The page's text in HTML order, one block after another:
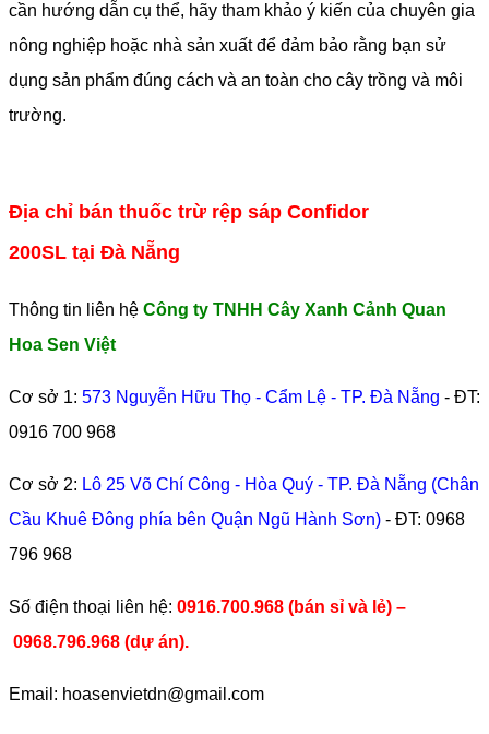
cần hướng dẫn cụ thể, hãy tham khảo ý kiến của chuyên gia
nông nghiệp hoặc nhà sản xuất để đảm bảo rằng bạn sử
dụng sản phẩm đúng cách và an toàn cho cây trồng và môi
trường.
Địa chỉ bán thuốc trừ rệp sáp Confidor
200SL tại Đà Nẵng
Thông tin liên hệ Công ty TNHH Cây Xanh Cảnh Quan
Hoa Sen Việt
Cơ sở 1: 573 Nguyễn Hữu Thọ - Cẩm Lệ - TP. Đà Nẵng - ĐT:
0916 700 968
Cơ sở 2: Lô 25 Võ Chí Công - Hòa Quý - TP. Đà Nẵng (Chân
Cầu Khuê Đông phía bên Quận Ngũ Hành Sơn) - ĐT: 0968
796 968
​Số điện thoại liên hệ: 0916.700.968 (bán sỉ và lẻ) –
0968.796.968 (dự án).
Email: hoasenvietdn@gmail.com